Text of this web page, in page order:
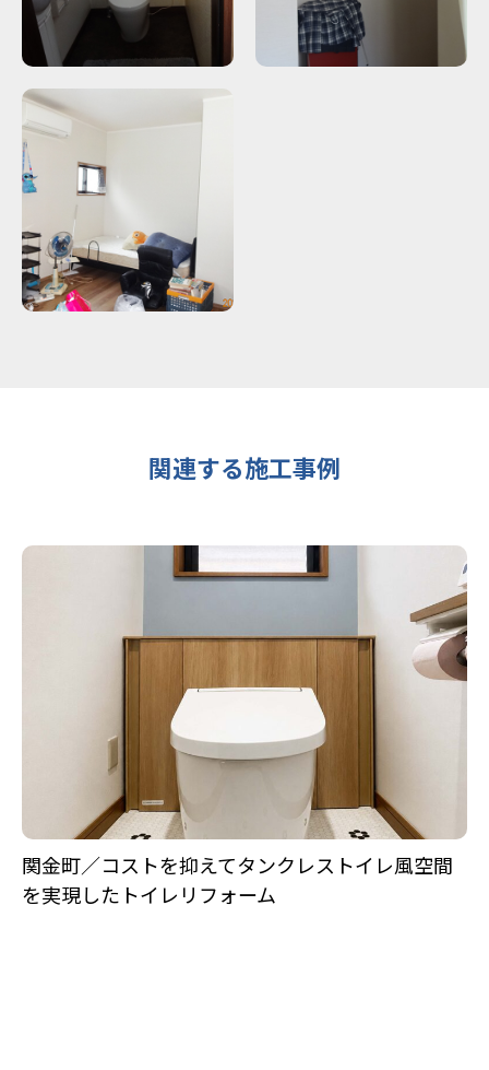
関連する施工事例
関金町／コストを抑えてタンクレストイレ風空間
を実現したトイレリフォーム